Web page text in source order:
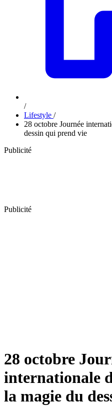
/
Lifestyle /
28 octobre Journée
dessin qui prend vie
Publicité
Publicité
28 octobre
internationale
la magie du